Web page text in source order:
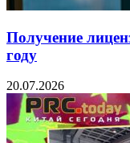
Получение
году
20.07.2026